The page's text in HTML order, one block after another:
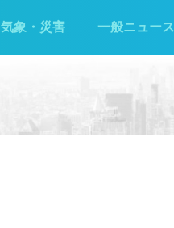
気象・災害 一般ニュース